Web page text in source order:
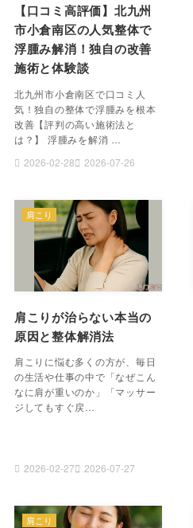
【口コミ高評価】北九州
市小倉南区の人気整体で
浮腫み解消！独自の改善
施術と体験談
北九州市小倉南区で口コミ人
気！独自の整体で浮腫みを根本
改善【評判の高い施術法と
は？】 浮腫みを解消 …
2026-02-28
2026-07-26
肩こりが治らない本当の
原因と整体解消法
肩こりに悩む多くの方が、毎日
の生活や仕事の中で「なぜこん
なに肩が重いのか」「マッサー
ジしてもすぐ戻…
2026-02-27 2026-07-27
肩こり
肩こり